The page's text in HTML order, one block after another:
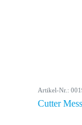
Artikel-Nr.:
Cutter